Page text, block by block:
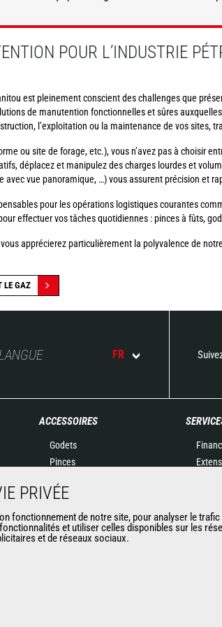
POUR L’INDUSTRIE
est pleinement conscient des challenges que
de manutention fonctionnelles et sûres
l’exploitation ou la maintenance de vos sites,
ou site de forage, etc.), vous n’avez pas à choisir
déplacez et manipulez des charges lourdes et
vue panoramique, …) vous assurent précision et
pour les opérations logistiques courantes
effectuer vos tâches quotidiennes : pinces à fûts,
apprécierez particulièrement la polyvalence de
LE GAZ
FR
ACCESSOIRES
Godets
Pinces
Fourches et Grappins
Potences
Nacelles
Outil
PRIVÉE
fonctionnement de notre site, pour analyser le
et utiliser celles disponibles sur les
et de réseaux sociaux.